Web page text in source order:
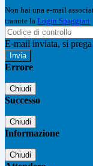
Non hai una e-mail
tramite la Login Spaggiari
E-mail inviata, si
Errore
Chiudi
Successo
Chiudi
Informazione
Chiudi